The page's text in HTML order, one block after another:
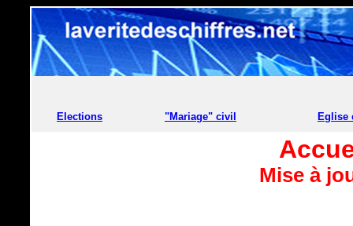
Elections "Mariage" civil Eglise
Mise à